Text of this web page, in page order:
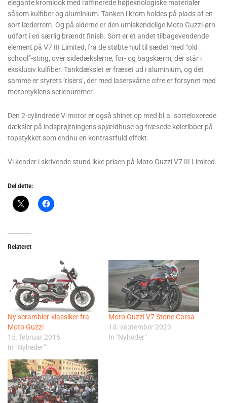
elegante kromlook med raffinerede højteknologiske materialer
såsom kulfiber og aluminium. Tanken i krom holdes på plads af en
sort læderrem. Og på siderne er den umiskendelige Moto Guzzi-ørn
udført i en særlig brændt finish. Sort er et andet tilbagevendende
element på V7 III Limited, fra de støbte hjul til sædet med “old
school”-sting, over sidedækslerne, for- og bagskærm, der står i
eksklusiv kulfiber. Tankdækslet er fræset ud i aluminium, og det
samme er styrets ‘risers’, der med laserskårne cifre er forsynet med
motorcyklens serienummer.
Den 2-cylindrede V-motor er også shinet op med bl.a. sorteloxerede
dæksler på indsprøjtningens spjældhuse og fræsede køleribber på
topstykket som endnu en kontrastfuld effekt.
Vi kender i skrivende stund ikke prisen på Moto Guzzi V7 III Limited.
Del dette:
Relateret
Ny scrambler-klassiker fra
Moto Guzzi
15. februar 2016
In "Nyheder"
Moto Guzzi V7 Stone Corsa
14. september 2023
In "Nyheder"